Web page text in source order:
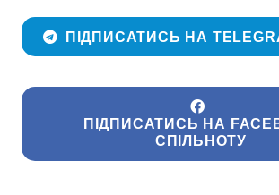
ПІДПИСАТИСЬ НА
ПІДПИСАТИСЬ НА
СПІЛЬНОТУ